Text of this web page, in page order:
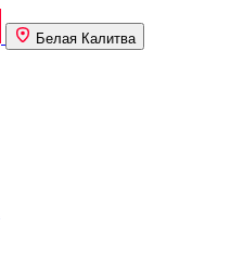
Белая Калитва